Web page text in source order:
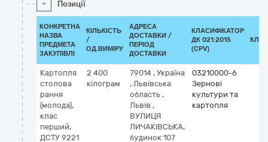
- Позиції
КОНКРЕТНА
НАЗВА
ПРЕДМЕТА
ЗАКУПІВЛІ
КІЛЬКІСТЬ
/
ОД.ВИМІРУ
АДРЕСА
ДОСТАВКИ /
ПЕРІОД
ДОСТАВКИ
КЛАСИФІКАТОР
ДК 021:2015
(CPV)
Картопля
столова
рання
(молода),
клас
перший,
ДСТУ 9221
2 400
кілограм
79014 , Україна
, Львівська
область ,
Львів ,
ВУЛИЦЯ
ЛИЧАКІВСЬКА,
будинок 107
03210000-6
Зернові
культури та
картопля